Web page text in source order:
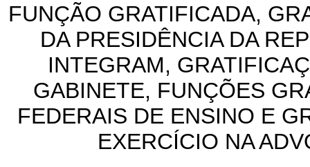
FUNÇÃO GRATIFICADA,
DA PRESIDÊNCIA DA
INTEGRAM,
GABINETE, FUNÇÕES
FEDERAIS DE ENSINO E
EXERCÍCIO NA